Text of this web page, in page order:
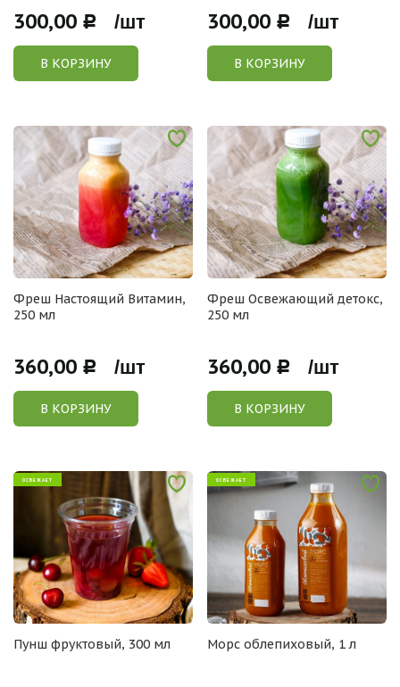
300,00 Р /шт
В КОРЗИНУ
300,00 Р /шт
В КОРЗИНУ
Фреш Настоящий Витамин,
250 мл
360,00 Р /шт
В КОРЗИНУ
Фреш Освежающий детокс,
250 мл
360,00 Р /шт
В КОРЗИНУ
ОСВЕЖАЕТ
Пунш фруктовый, 300 мл
ОСВЕЖАЕТ
Морс облепиховый, 1 л